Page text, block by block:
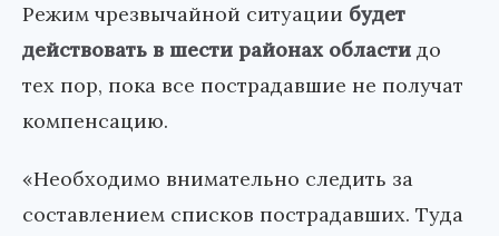
Режим чрезвычайной ситуации будет
действовать в шести районах области до
тех пор, пока все пострадавшие не получат
компенсацию.
«Необходимо внимательно следить за
составлением списков пострадавших. Туда